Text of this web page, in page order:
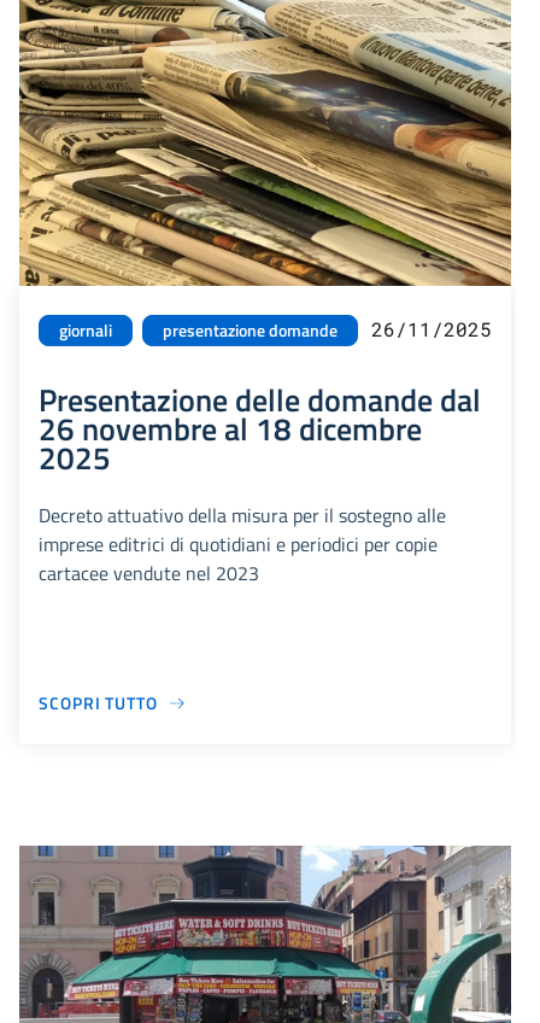
giornali presentazione domande 26/11/2025
Presentazione delle domande dal
26 novembre al 18 dicembre
2025
Decreto attuativo della misura per il sostegno alle
imprese editrici di quotidiani e periodici per copie
cartacee vendute nel 2023
SCOPRI TUTTO